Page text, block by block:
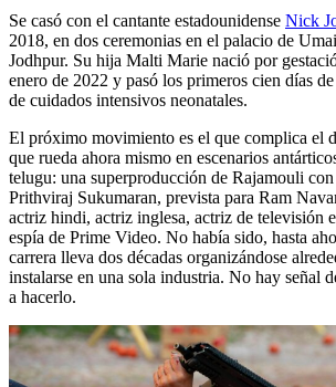
Se casó con el cantante estadounidense Nick
2018, en dos ceremonias en el palacio de
Jodhpur. Su hija Malti Marie nació por
enero de 2022 y pasó los primeros cien días
de cuidados intensivos neonatales.
El próximo movimiento es el que complica el
que rueda ahora mismo en escenarios
telugu: una superproducción de Rajamouli
Prithviraj Sukumaran, prevista para Ram
actriz hindi, actriz inglesa, actriz de televisión
espía de Prime Video. No había sido, hasta
carrera lleva dos décadas organizándose
instalarse en una sola industria. No hay señal
a hacerlo.